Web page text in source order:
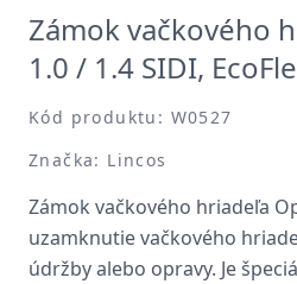
Zámok vačkového
1.0 / 1.4 SIDI,
Kód produktu: W0527
Značka: Lincos
Zámok vačkového hriadeľa
uzamknutie vačkového
údržby alebo opravy. Je